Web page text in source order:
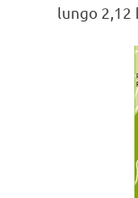
lungo 2,12